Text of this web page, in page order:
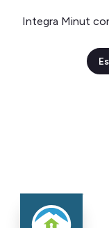
Integra Minut